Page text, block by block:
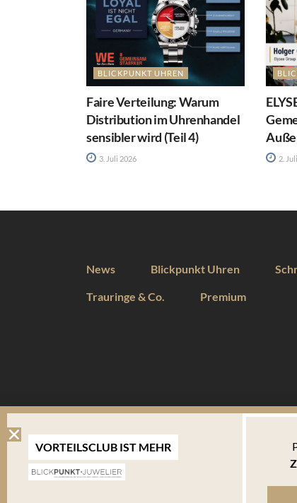
BLICKPUNKT UHREN
Faire Verteilung: Warum
Distribution im Uhrenhandel
sensibler wird (Teil 4)
3. Juli 2026 2.
News Blickpunkt Uhren
Trauringe & Co. Premium
DIESE WEBSEITE VERWENDET COOKIES
Wir verwenden Cookies um Ihnen eine optimale
Endgerät abgelegt werden. Um die Website weiterhin zu
verwalten welche davon Sie akzeptieren.
VORTEILSCLUB IST MEHR